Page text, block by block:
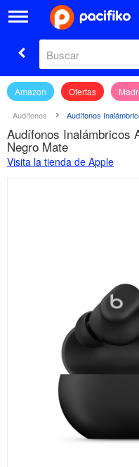
Amazon Ofertas
Audífonos Audífonos
Audífonos Inalámbricos
Negro Mate
Visita la tienda de Apple